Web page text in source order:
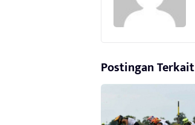
Postingan Terkait